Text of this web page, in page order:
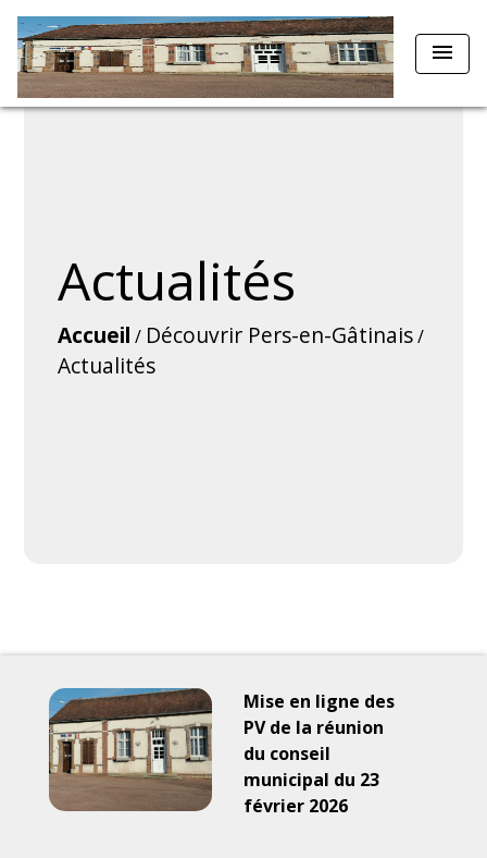
menu
Actualités
Accueil / Découvrir Pers-en-Gâtinais/
Actualités
Mise en ligne des
PV de la réunion
du conseil
municipal du 23
février 2026